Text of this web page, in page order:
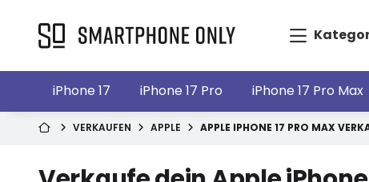
iPhone 17 iPhone 17 Pro iPhone 17 Pro Max
VERKAUFEN APPLE APPLE IPHONE 17 PRO MAX